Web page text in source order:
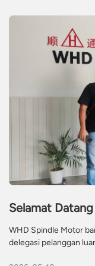
Selamat
Lawatan &
WHD Spindle Motor
delegasi pelanggan